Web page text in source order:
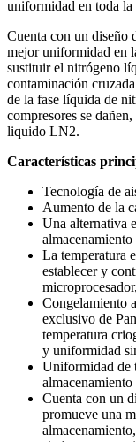
uniformidad en toda la
Cuenta con un diseño
mejor uniformidad en
sustituir el nitrógeno
contaminación
de la fase líquida de
compresores se
liquido LN2.
Características
Tecnología de
Aumento de la
Una alternativa
La temperatura
establecer y
Congelamiento
exclusivo de
temperatura
y uniformidad
Uniformidad de
Cuenta con un
promueve una